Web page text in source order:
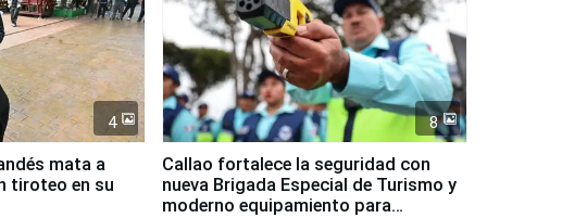
4
mata a
tiroteo en su
8
Callao fortalece la seguridad con
nueva Brigada Especial de Turismo y
moderno equipamiento para